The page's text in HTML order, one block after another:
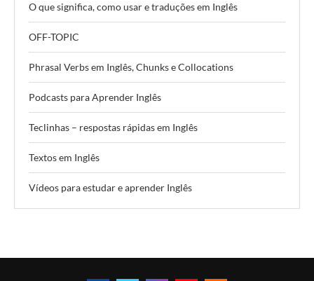
O que significa, como usar e traduções em Inglês
OFF-TOPIC
Phrasal Verbs em Inglês, Chunks e Collocations
Podcasts para Aprender Inglês
Teclinhas – respostas rápidas em Inglês
Textos em Inglês
Vídeos para estudar e aprender Inglês